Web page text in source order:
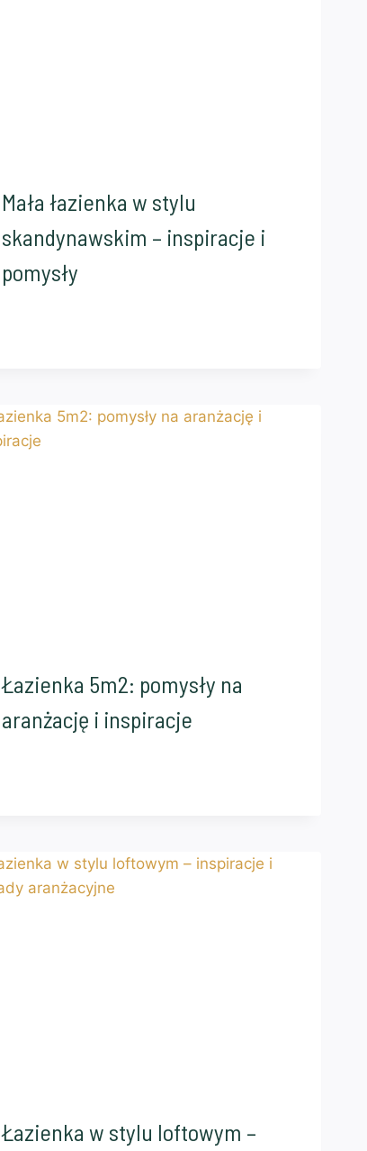
Mała łazienka w stylu
skandynawskim – inspiracje i
pomysły
Łazienka 5m2: pomysły na
aranżację i inspiracje
Łazienka w stylu loftowym –